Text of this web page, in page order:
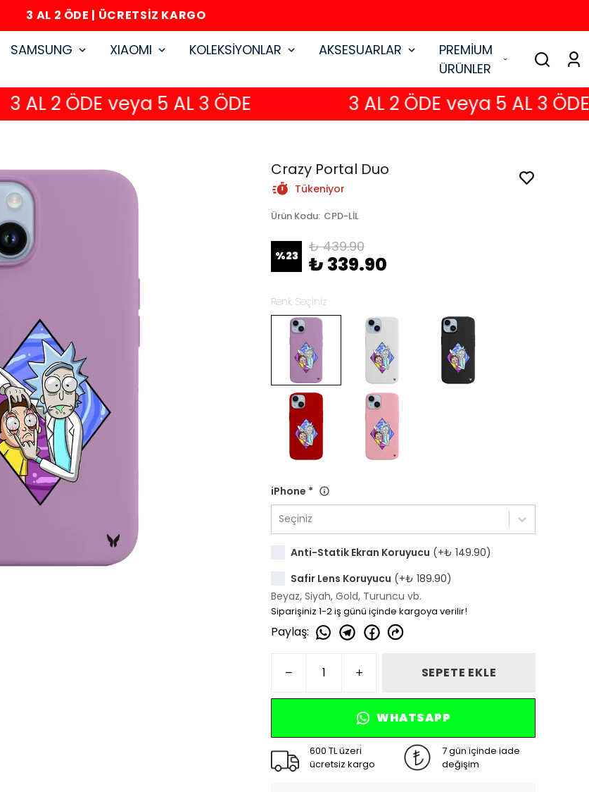
3 AL 2 ÖDE | ÜCRETSİZ KARGO
SAMSUNG XIAOMI KOLEKSİYONLAR AKSESUARLAR
PREMİUM
ÜRÜNLER
3 AL 2 ÖDE veya 5 AL 3 ÖDE 3 AL 2 ÖDE veya 5 AL 3 ÖDE
Crazy Portal Duo
Tükeniyor
Ürün Kodu: CPD-LİL
%23
₺ 439.90
₺ 339.90
Renk Seçiniz
iPhone *
Seçiniz
Anti-Statik Ekran Koruyucu (+₺ 149.90)
Safir Lens Koruyucu (+₺ 189.90)
Beyaz, Siyah, Gold, Turuncu vb.
Siparişiniz 1-2 iş günü içinde kargoya verilir!
Paylaş:
SEPETE EKLE
WHATSAPP
600 TL üzeri
ücretsiz kargo
7 gün içinde iade
değişim